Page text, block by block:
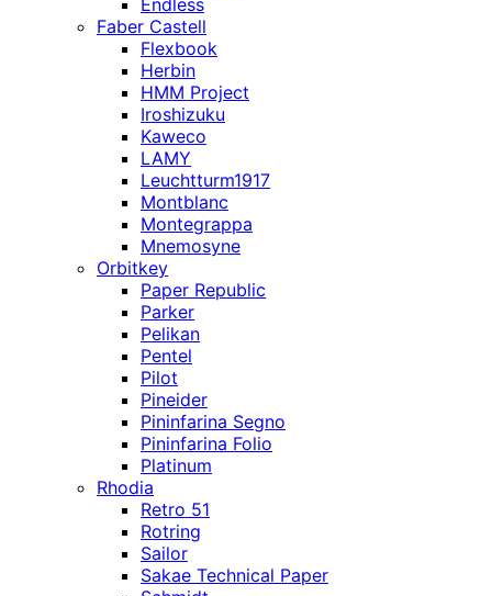
Endless
Faber Castell
Flexbook
Herbin
HMM Project
Iroshizuku
Kaweco
LAMY
Leuchtturm1917
Montblanc
Montegrappa
Mnemosyne
Orbitkey
Paper Republic
Parker
Pelikan
Pentel
Pilot
Pineider
Pininfarina Segno
Pininfarina Folio
Platinum
Rhodia
Retro 51
Rotring
Sailor
Sakae Technical Paper